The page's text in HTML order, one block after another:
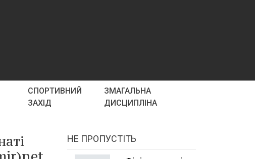
СПОРТИВНИЙ
ЗАХІД
ЗМАГАЛЬНА
ДИСЦИПЛІНА
НЕ ПРОПУСТІТЬ